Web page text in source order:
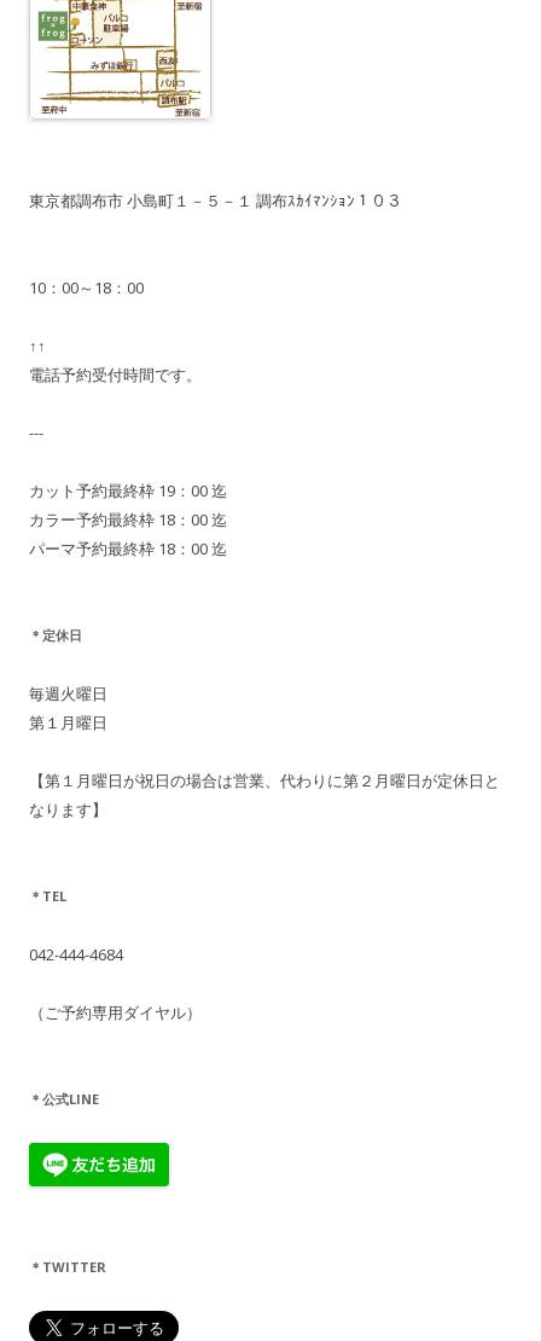
東京都調布市 小島町１－５－１ 調布ｽｶｲﾏﾝｼｮﾝ１０３
10：00～18：00
↑↑
電話予約受付時間です。
---
カット予約最終枠 19：00 迄
カラー予約最終枠 18：00 迄
パーマ予約最終枠 18：00 迄
＊定休日
毎週火曜日
第１月曜日
【第１月曜日が祝日の場合は営業、代わりに第２月曜日が定休日と
なります】
＊TEL
042-444-4684
（ご予約専用ダイヤル）
＊公式LINE
＊TWITTER